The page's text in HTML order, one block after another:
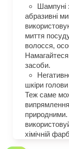
Шампуні
абразивні
миття
волосся,
Намагайтеся
засоби.
шкіри
Теж саме
природними.
хімічній